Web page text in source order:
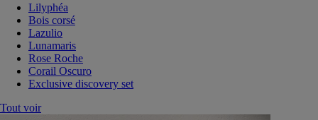
Lilyphéa
Bois corsé
Lazulio
Lunamaris
Rose Roche
Corail Oscuro
Exclusive discovery set
Tout voir